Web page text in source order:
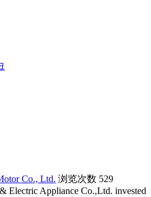
Co., Ltd. 浏览次数 529
Electric Appliance Co.,Ltd. invested